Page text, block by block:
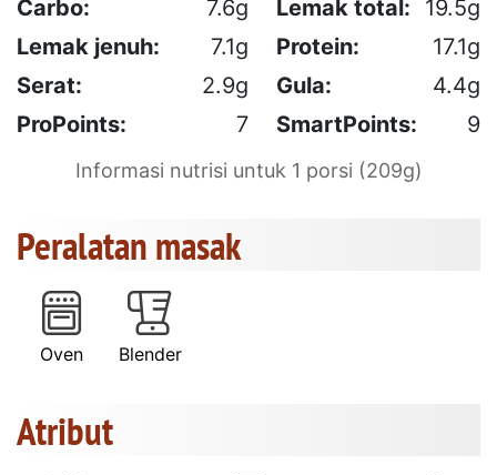
Carbo: 7.6g Lemak total:
19.5g
Lemak jenuh:
7.1g Protein:
17.1g
Serat:
2.9g Gula:
4.4g
ProPoints:
7 SmartPoints: 9
Informasi nutrisi untuk 1 porsi (209g)
Peralatan masak
Oven Blender
Atribut